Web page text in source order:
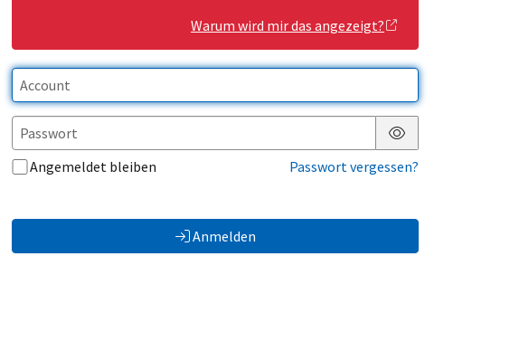
Warum wird mir das angezeigt?
Passwort anzeigen
Angemeldet bleiben
Passwort vergessen?
Anmelden